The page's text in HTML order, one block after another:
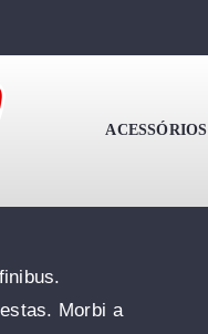
ACESSÓRIOS
A Small Budget
Morbi a